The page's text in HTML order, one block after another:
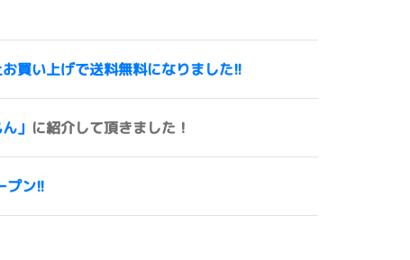
買い上げで送料無料になりました!!
」 に紹介して頂きました！
プン!!